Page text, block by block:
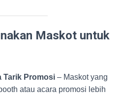
Maskot untuk
Tarik Promosi – Maskot yang
atau acara promosi lebih